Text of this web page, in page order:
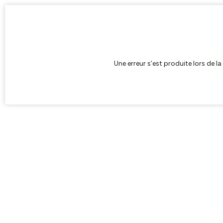
Une erreur s’est produite lors de